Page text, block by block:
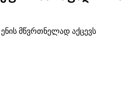
ენის მწვრთნელად აქცევს